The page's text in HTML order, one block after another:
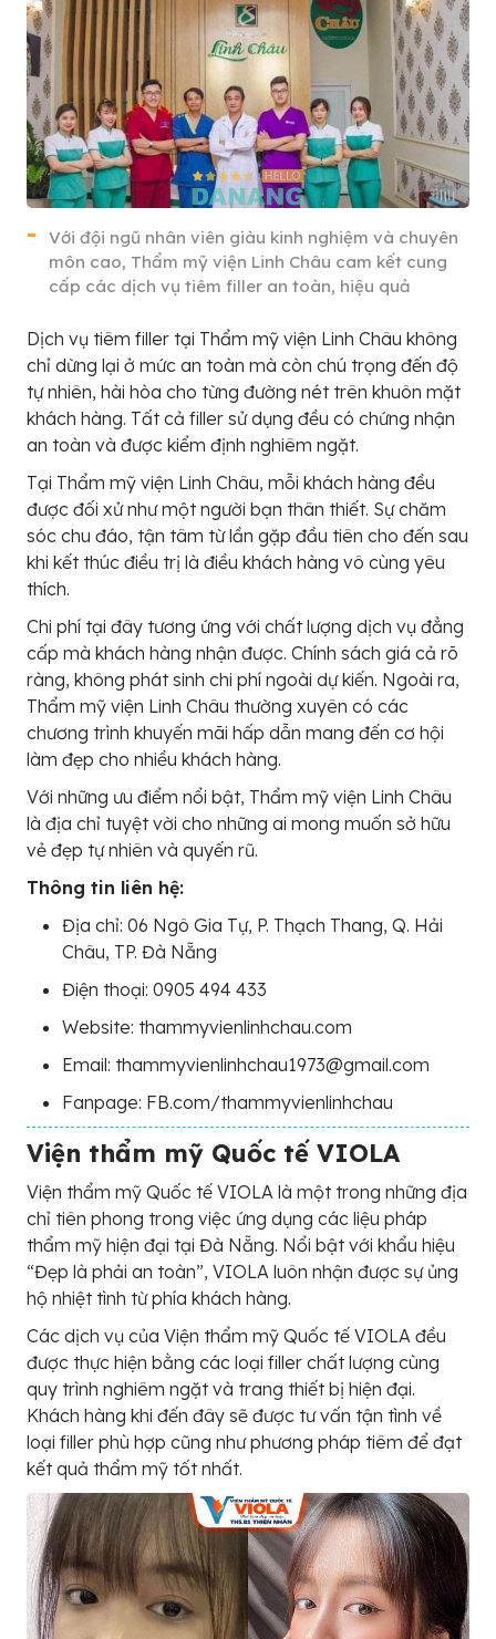
Với đội ngũ nhân viên giàu kinh nghiệm và chuyên
môn cao, Thẩm mỹ viện Linh Châu cam kết cung
cấp các dịch vụ tiêm filler an toàn, hiệu quả
Dịch vụ tiêm filler tại Thẩm mỹ viện Linh Châu không
chỉ dừng lại ở mức an toàn mà còn chú trọng đến độ
tự nhiên, hài hòa cho từng đường nét trên khuôn mặt
khách hàng. Tất cả filler sử dụng đều có chứng nhận
an toàn và được kiểm định nghiêm ngặt.
Tại Thẩm mỹ viện Linh Châu, mỗi khách hàng đều
được đối xử như một người bạn thân thiết. Sự chăm
sóc chu đáo, tận tâm từ lần gặp đầu tiên cho đến sau
khi kết thúc điều trị là điều khách hàng vô cùng yêu
thích.
Chi phí tại đây tương ứng với chất lượng dịch vụ đẳng
cấp mà khách hàng nhận được. Chính sách giá cả rõ
ràng, không phát sinh chi phí ngoài dự kiến. Ngoài ra,
Thẩm mỹ viện Linh Châu thường xuyên có các
chương trình khuyến mãi hấp dẫn mang đến cơ hội
làm đẹp cho nhiều khách hàng.
Với những ưu điểm nổi bật, Thẩm mỹ viện Linh Châu
là địa chỉ tuyệt vời cho những ai mong muốn sở hữu
vẻ đẹp tự nhiên và quyến rũ.
Thông tin liên hệ:
Địa chỉ: 06 Ngô Gia Tự, P. Thạch Thang, Q. Hải
Châu, TP. Đà Nẵng
Điện thoại: 0905 494 433
Website: thammyvienlinhchau.com
Email: thammyvienlinhchau1973@gmail.com
Fanpage: FB.com/thammyvienlinhchau
Viện thẩm mỹ Quốc tế VIOLA
Viện thẩm mỹ Quốc tế VIOLA là một trong những địa
chỉ tiên phong trong việc ứng dụng các liệu pháp
thẩm mỹ hiện đại tại Đà Nẵng. Nổi bật với khẩu hiệu
“Đẹp là phải an toàn”, VIOLA luôn nhận được sự ủng
hộ nhiệt tình từ phía khách hàng.
Các dịch vụ của Viện thẩm mỹ Quốc tế VIOLA đều
được thực hiện bằng các loại filler chất lượng cùng
quy trình nghiêm ngặt và trang thiết bị hiện đại.
Khách hàng khi đến đây sẽ được tư vấn tận tình về
loại filler phù hợp cũng như phương pháp tiêm để đạt
kết quả thẩm mỹ tốt nhất.